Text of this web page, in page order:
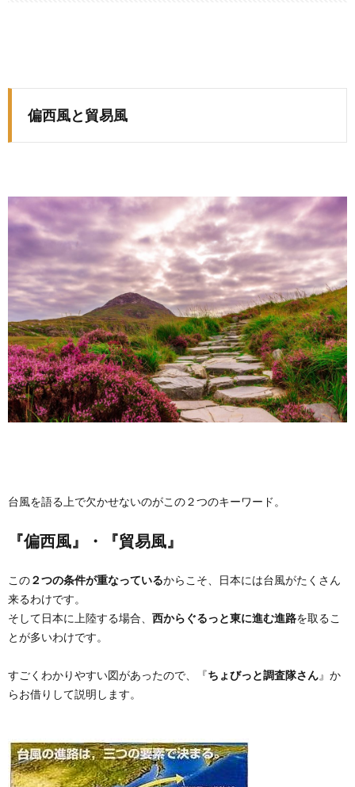
偏西風と貿易風
台風を語る上で欠かせないのがこの２つのキーワード。
『偏西風』・『貿易風』
この２つの条件が重なっているからこそ、日本には台風がたくさん
来るわけです。
そして日本に上陸する場合、 西からぐるっと東に進む進路を取るこ
とが多いわけです。
すごくわかりやすい図があったので、『ちょびっと調査隊さん』か
らお借りして説明します。